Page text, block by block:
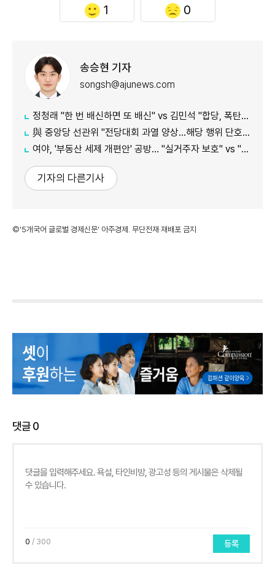
1 0
송승현 기자
songsh@ajunews.com
정청래 "한 번 배신하면 또 배신" vs 김민석 "합당, 폭탄선언 안 돼"
與 중앙당 선관위 "전당대회 과열 양상…해당 행위 단호히 대처"
여야, '부동산 세제 개편안' 공방… "실거주자 보호" vs "무책임의 극치"
기자의 다른기사
©'5개국어 글로벌 경제신문' 아주경제. 무단전재·재배포 금지
댓글0
0 / 300 등록